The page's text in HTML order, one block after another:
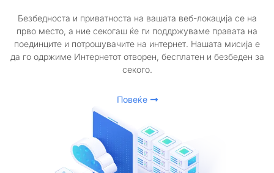
Безбедноста и приватноста на вашата веб-локација се на
прво место, а ние секогаш ќе ги поддржуваме правата на
поединците и потрошувачите на интернет. Нашата мисија е
да го одржиме Интернетот отворен, бесплатен и безбеден за
секого.
Повеќе